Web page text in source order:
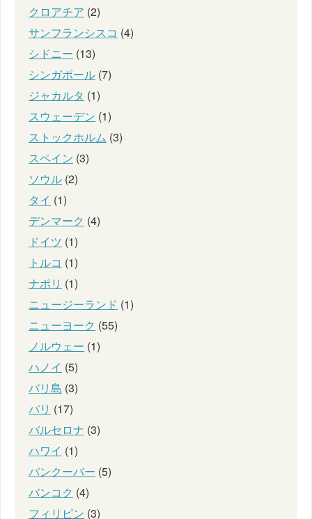
クロアチア (2)
サンフランシスコ (4)
シドニー (13)
シンガポール (7)
ジャカルタ (1)
スウェーデン (1)
ストックホルム (3)
スペイン (3)
ソウル (2)
タイ (1)
デンマーク (4)
ドイツ (1)
トルコ (1)
ナポリ (1)
ニュージーランド (1)
ニューヨーク (55)
ノルウェー (1)
ハノイ (5)
バリ島 (3)
パリ (17)
バルセロナ (3)
ハワイ (1)
バンクーバー (5)
バンコク (4)
フィリピン (3)